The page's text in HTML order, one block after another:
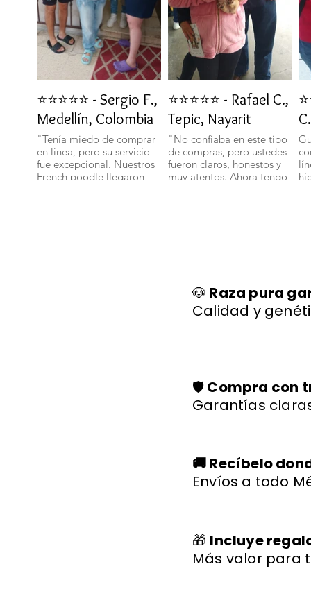
⭐⭐⭐⭐⭐ - Sergio F.,
Medellín, Colombia
"Tenía miedo de comprar
en línea, pero su servicio
fue excepcional. Nuestros
French poodle llegaron
⭐⭐⭐⭐⭐ - Rafael C.,
Tepic, Nayarit
"No confiaba en este tipo
de compras, pero ustedes
fueron claros, honestos y
muy atentos. Ahora tengo
🐶 Raza pura
Calidad y
🛡️Compra con
Garantías
🚚 Recíbelo
Envíos a todo
🎁 Incluye
Más valor para